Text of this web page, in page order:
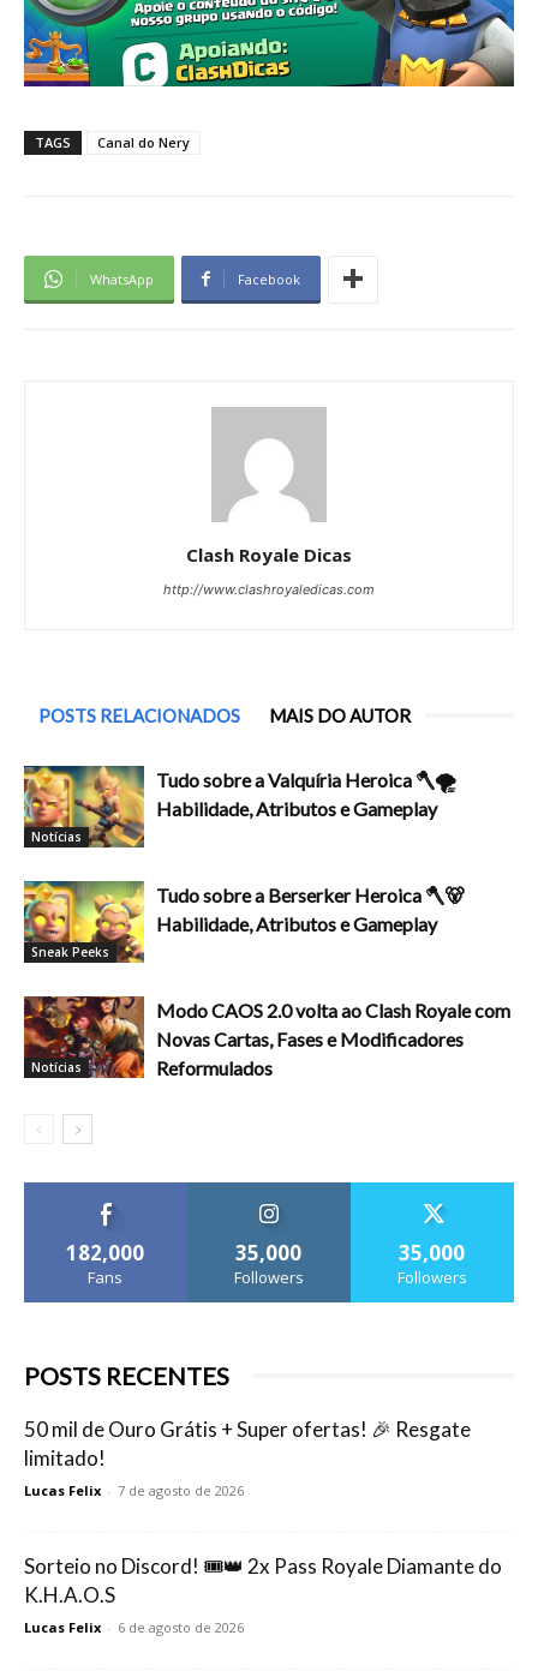
TAGS Canal do Nery
WhatsApp Facebook
Clash Royale Dicas
http://www.clashroyaledicas.com
POSTS RELACIONADOS MAIS DO AUTOR
Notícias
Tudo sobre a Valquíria Heroica 🪓🌪️
Habilidade, Atributos e Gameplay
Sneak Peeks
Tudo sobre a Berserker Heroica 🪓🐻
Habilidade, Atributos e Gameplay
Notícias
Modo CAOS 2.0 volta ao Clash Royale com
Novas Cartas, Fases e Modificadores
Reformulados
182,000
Fans
35,000
Followers
35,000
Followers
POSTS RECENTES
50 mil de Ouro Grátis + Super ofertas! 🎉 Resgate
limitado!
Lucas Felix - 7 de agosto de 2026
Sorteio no Discord! 🎟️👑 2x Pass Royale Diamante do
K.H.A.O.S
Lucas Felix - 6 de agosto de 2026